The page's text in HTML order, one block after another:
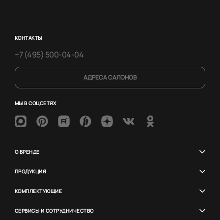
КОНТАКТЫ
+7 (495) 500-04-04
АДРЕСА САЛОНОВ
МЫ В СОЦСЕТЯХ
О БРЕНДЕ
ПРОДУКЦИЯ
КОМПЛЕКТУЮЩИЕ
СЕРВИСЫ И СОТРУДНИЧЕСТВО